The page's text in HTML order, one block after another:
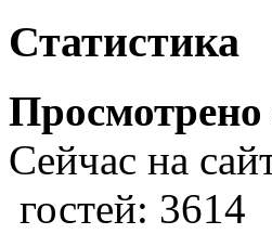
Статистика
Просмотрено
Сейчас на
гостей: 3614